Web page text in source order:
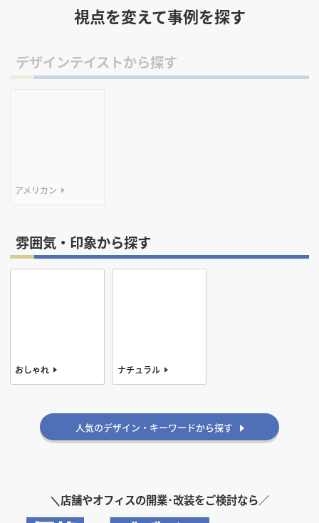
視点を変えて事例を探す
デザインテイストから探す
アメリカン
雰囲気・印象から探す
おしゃれ ナチュラル
人気のデザイン・キーワードから探す
＼店舗やオフィスの開業･改装をご検討なら／